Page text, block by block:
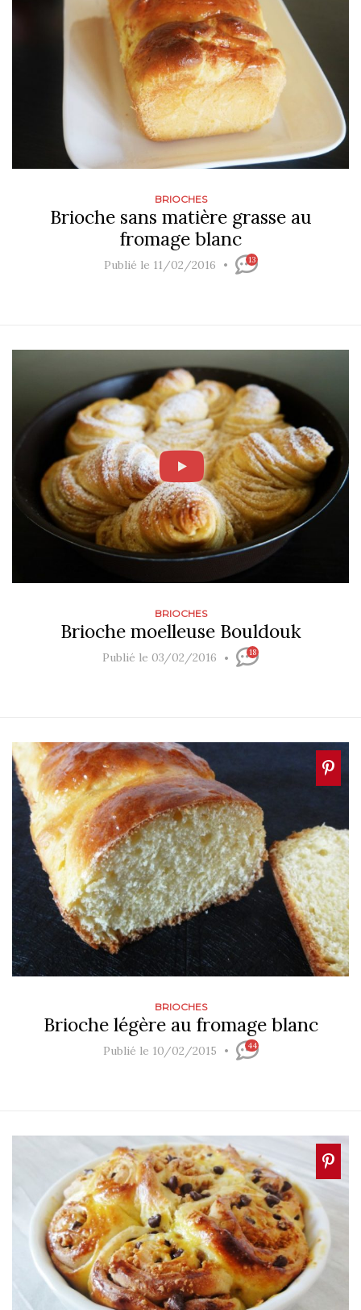
BRIOCHES
Brioche sans matière grasse au
fromage blanc
Publié le 11/02/2016 13
BRIOCHES
Brioche moelleuse Bouldouk
Publié le 03/02/2016 18
BRIOCHES
Brioche légère au fromage blanc
Publié le 10/02/2015 44